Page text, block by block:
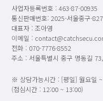
사업자등록번호 : 463-87-00935
통신판매번호: 2025-서울중구-
대표자 : 조아영
이메일 :
전화 : 070-7776-8552
주소 : 서울특별시 중구 명동길
※ 상담가능시간 : [평일] 월요일
(점심시간 : 12:00 ~ 13:00)